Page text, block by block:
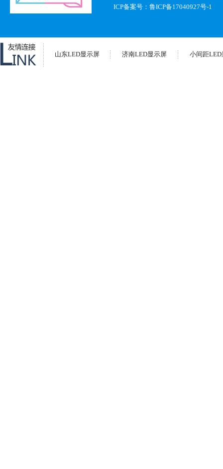
ICP备案号： 鲁ICP备17040927号-1
山东LED显示屏 济南LED显示屏 小间距